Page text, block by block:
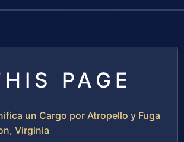
PAGE
un Cargo por Atropello y Fuga
Virginia